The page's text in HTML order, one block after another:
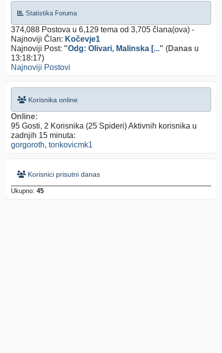
Statistika Foruma
374,088 Postova u 6,129 tema od 3,705 člana(ova) -
Najnoviji Član: Kočevje1
Najnoviji Post: "Odg: Olivari, Malinska [..." (Danas u
13:18:17)
Najnoviji Postovi
Korisnika online
Online:
95 Gosti, 2 Korisnika (25 Spideri) Aktivnih korisnika u
zadnjih 15 minuta:
gorgoroth, tonkovicmk1
Korisnici prisutni danas
Ukupno: 45